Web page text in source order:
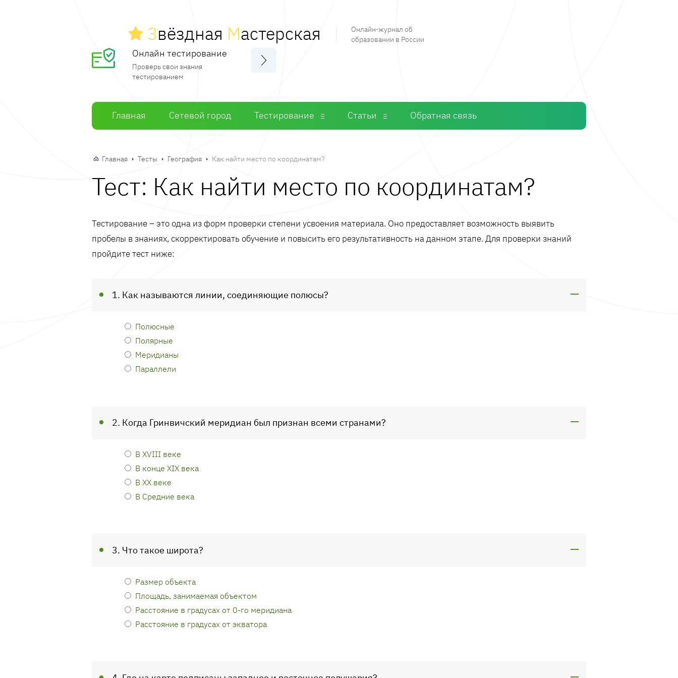
Звёздная Мастерская
Онлайн-журнал об
образовании в России
Онлайн тестирование
Проверь свои знания
тестированием
Главная Сетевой город Тестирование Статьи Обратная связь
Главная Тесты География Как найти место по координатам?
Тест: Как найти место по координатам?
Тестирование – это одна из форм проверки степени усвоения материала. Оно предоставляет возможность выявить
пробелы в знаниях, скорректировать обучение и повысить его результативность на данном этапе. Для проверки знаний
пройдите тест ниже:
1. Как называются линии, соединяющие полюсы?
Полюсные
Полярные
Меридианы
Параллели
2. Когда Гринвичский меридиан был признан всеми странами?
В XVIII веке
В конце XIX века
В XX веке
В Средние века
3. Что такое широта?
Размер объекта
Площадь, занимаемая объектом
Расстояние в градусах от 0-го меридиана
Расстояние в градусах от экватора